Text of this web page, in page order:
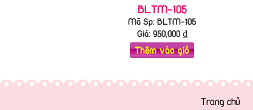
BLTM-105
Mã Sp: BLTM-105
Giá: 950,000₫
Thêm vào giỏ
Trang chủ